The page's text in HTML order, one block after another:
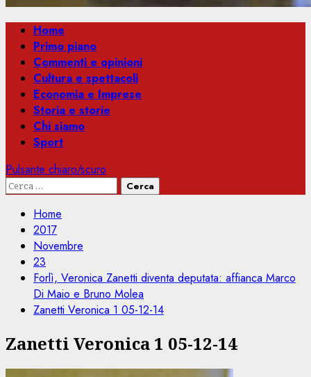
Menu
principale
Home
Primo piano
Commenti e opinioni
Cultura e spettacoli
Economia e Imprese
Storia e storie
Chi siamo
Sport
Pulsante chiaro/scuro
Ricerca
Home
2017
Novembre
23
Forlì, Veronica Zanetti diventa deputata: affianca Marco
Di Maio e Bruno Molea
Zanetti Veronica 1 05-12-14
Zanetti Veronica 1 05-12-14